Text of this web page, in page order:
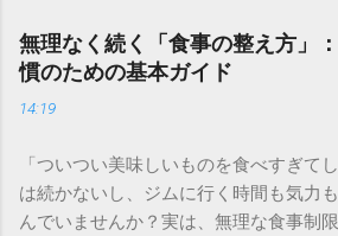
無理なく続く「食事の整え方」
慣のための基本ガイド
14:19
「ついつい美味しいものを食べすぎて
は続かないし、ジムに行く時間も気力
んでいませんか？実は、無理な食事制